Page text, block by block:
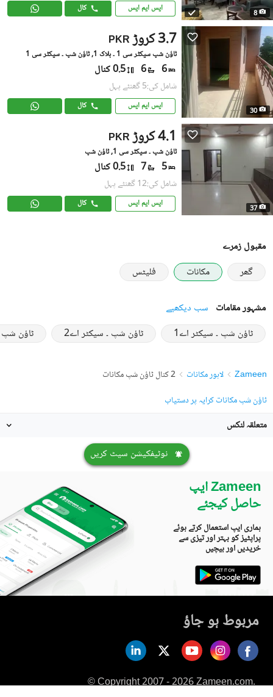
8 ایس ایم ایس کال
30
PKR 3.7 کروڑ
ٹاؤن شپ سیکٹر سی 1 ۔ بلاک 1, ٹاؤن شپ ۔ سیکٹر سی 1
6
6 0.5 کنال
شامل کی:5 گھنٹے پہل
ایس ایم ایس کال
37
PKR 4.1 کروڑ
ٹاؤن شپ ۔ سیکٹر سی 1, ٹاؤن شپ
5
7 0.5 کنال
شامل کی:12 گھنٹے پہل
ایس ایم ایس کال
مقبول زمرے
گھر
مکانات فلیٹس
مشہور مقامات سب دیکھیے
ٹاؤن شپ ۔ سیکٹر اے1
ٹاؤن شپ ۔ سیکٹر اے2 ٹاؤن شپ
Zameen لاہور مکانات
2 کنال ٹاؤن شپ مکانات
ٹاؤن شپ مکانات کرایہ پر دستیاب
متعلقہ لنکس
نوٹیفکیشن سیٹ کریں
Zameen ایپ
حاصل کیجئے
ہماری ایپ استعمال کرتے ہوئے
پراپٹیز کو بہتر اور تیزی سے
خریدیں اور بیچیں
مربوط ہو جاؤ
© Copyright 2007 - 2026 Zameen.com.